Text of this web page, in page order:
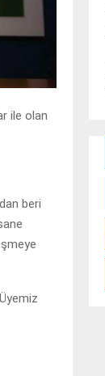
ile olan
beri